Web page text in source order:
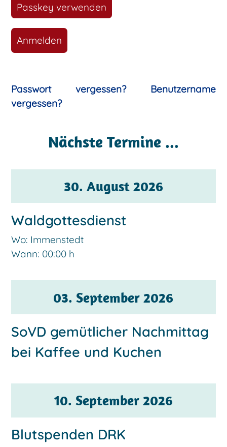
Passkey verwenden
Anmelden
Passwort vergessen? Benutzername
vergessen?
Nächste Termine ...
30. August 2026
Waldgottesdienst
Wo: Immenstedt
Wann: 00:00 h
03. September 2026
SoVD gemütlicher Nachmittag
bei Kaffee und Kuchen
10. September 2026
Blutspenden DRK